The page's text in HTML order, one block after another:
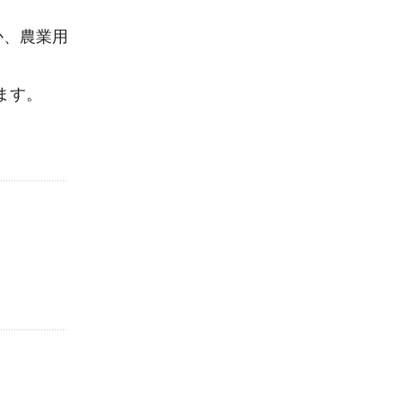
農業用
。